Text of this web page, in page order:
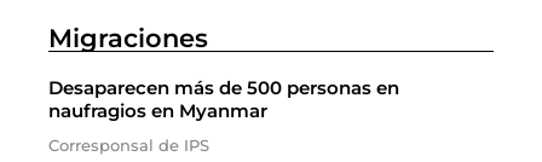
Migraciones
Desaparecen más de 500 personas en
naufragios en Myanmar
Corresponsal de IPS